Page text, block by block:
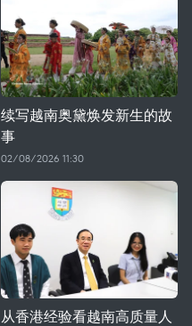
续写越南奥黛焕发新生的故
事
02/08/2026 11:30
从香港经验看越南高质量人